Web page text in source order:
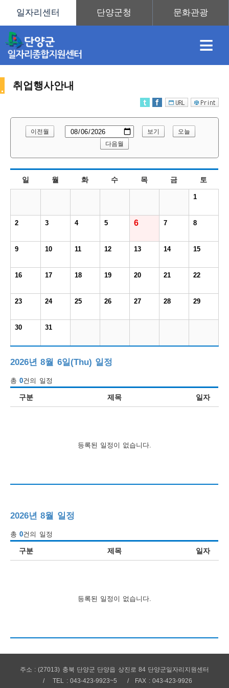
≡
정
보
정
보
훈
련
정
보
도
우
미
안
내
취업행사안내
이전월 보기
오늘
다음월
일 월 화 수 목 금 토
1
2 3 4 5 6 7 8
9 10 11 12 13 14 15
16 17 18 19 20 21 22
23 24 25 26 27 28 29
30 31
2026년 8월 6일(Thu) 일정
총0건의 일정
구분 제목 일자
등록된 일정이 없습니다.
2026년 8월 일정
총0건의 일정
구분 제목 일자
등록된 일정이 없습니다.
취
업
도
우
미
주소 : (27013) 충북 단양군 단양읍 상진로 84 단양군일자리지원센터
TEL : 043-423-9923~5
FAX : 043-423-9926